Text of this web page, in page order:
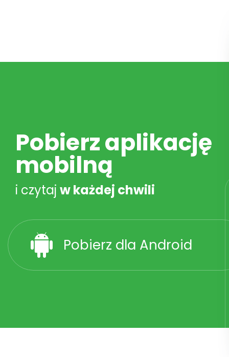
Pobierz aplikację
mobilną
i czytaj w każdej chwili
Pobierz dla Android